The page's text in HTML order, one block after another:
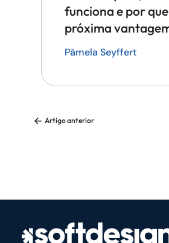
funciona e por
próxima
competitiva em
Pâmela Seyffert
Artigo anterior